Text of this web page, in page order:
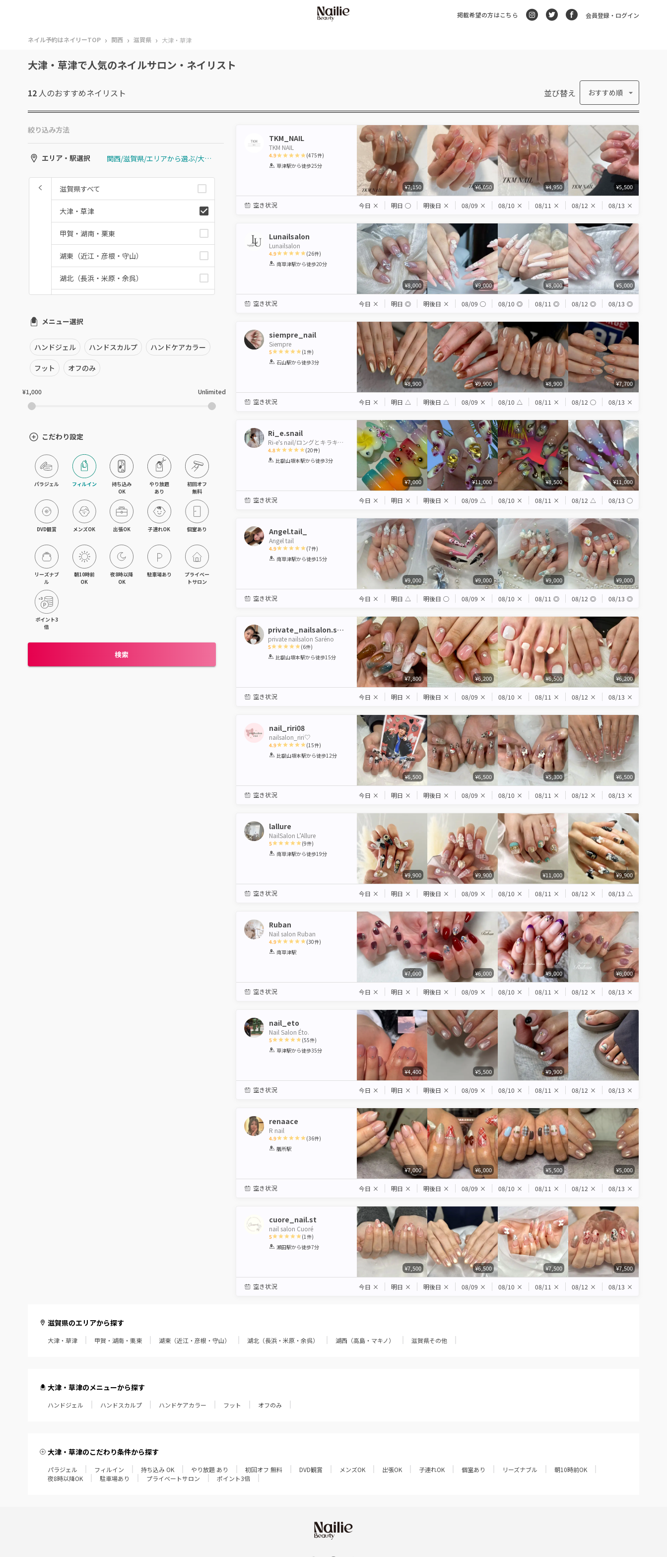
掲載希望の方はこちら 会員登録・ログイン
ネイル予約はネイリーTOP › 関西 › 滋賀県 › 大津・草津
大津・草津で人気のネイルサロン・ネイリスト
12 人のおすすめネイリスト 並び替え おすすめ順
絞り込み方法
エリア・駅選択 関西/滋賀県/エリアから選ぶ/大津・草津
滋賀県すべて
大津・草津
甲賀・湖南・栗東
湖東（近江・彦根・守山）
湖北（長浜・米原・余呉）
滋賀県その他
メニュー選択
ハンドジェル ハンドスカルプ ハンドケアカラー
フット オフのみ
¥1,000 Unlimited
こだわり設定
パラジェル フィルイン
持ち込み
OK
やり放題
あり
初回オフ
無料
DVD観賞 メンズOK 出張OK 子連れOK 個室あり
リーズナブ
ル
朝10時前
OK
夜8時以降
OK
駐車場あり
プライベー
トサロン
ポイント3
倍
検索
TKM_NAIL
TKM NAIL
4.9
1 2 3 4 5
(475件)
草津駅から徒歩25分
¥7,150 ¥6,050 ¥4,950 ¥5,500
空き状況 今日 × 明日 ◯ 明後日 × 08/09 × 08/10 × 08/11 × 08/12 × 08/13 ×
Lunailsalon
Lunailsalon
4.9
1 2 3 4 5
(26件)
南草津駅から徒歩20分
¥8,000 ¥9,000 ¥8,000 ¥5,000
空き状況 今日 × 明日 ◎ 明後日 × 08/09 ◯ 08/10 ◎ 08/11 ◎ 08/12 ◎ 08/13 ◎
siempre_nail
Siempre
5
1 2 3 4 5
(1 件)
石山駅から徒歩3分
¥8,900 ¥9,900 ¥8,900 ¥7,700
空き状況 今日 × 明日 △ 明後日 △ 08/09 × 08/10 △ 08/11 × 08/12 ◯ 08/13 ×
Ri_e.snail
Ri-e's nail/ロングとキラキラマグネット
4.8
1 2 3 4 5
(20件)
比叡山坂本駅から徒歩3分
¥7,000 ¥11,000 ¥8,500 ¥11,000
空き状況 今日 × 明日 × 明後日 × 08/09 △ 08/10 × 08/11 × 08/12 △ 08/13 ◯
Angel.tail_
Angel tail
4.9
1 2 3 4 5
(7件)
南草津駅から徒歩15分
¥9,000 ¥9,000 ¥9,000 ¥9,000
空き状況 今日 × 明日 △ 明後日 ◯ 08/09 × 08/10 × 08/11 ◎ 08/12 ◎ 08/13 ◎
private_nailsalon.sareno_suzu
private nailsalon Saréno
5
1 2 3 4 5
(6件)
比叡山坂本駅から徒歩15分
¥7,800 ¥6,200 ¥6,500 ¥6,200
空き状況 今日 × 明日 × 明後日 × 08/09 × 08/10 × 08/11 × 08/12 × 08/13 ×
nail_riri08
nailsalon_riri♡
4.9
1 2 3 4 5
(15件)
比叡山坂本駅から徒歩12分
¥6,500 ¥6,500 ¥5,300 ¥6,500
空き状況 今日 × 明日 × 明後日 × 08/09 × 08/10 × 08/11 × 08/12 × 08/13 ×
lallure
NailSalon L’Allure
5
1 2 3 4 5
(9件)
南草津駅から徒歩19分
¥9,900 ¥9,900 ¥11,000 ¥9,900
空き状況 今日 × 明日 × 明後日 × 08/09 × 08/10 × 08/11 × 08/12 × 08/13 △
Ruban
Nail salon Ruban
4.9
1 2 3 4
(30件)
南草津駅
¥7,000 ¥6,000 ¥9,000 ¥6,000
空き状況 今日 × 明日 × 明後日 × 08/09 × 08/10 × 08/11 × 08/12 × 08/13 ×
nail_eto
Nail Salon Éto.
5
1 2 3 4 5
(55件)
草津駅から徒歩35分
¥4,400 ¥5,500 ¥9,900
空き状況 今日 × 明日 × 明後日 × 08/09 × 08/10 × 08/11 × 08/12 × 08/13 ×
renaace
R nail
4.9
1 2 3
(36件)
膳所駅
¥7,000 ¥6,000 ¥5,500 ¥5,000
空き状況 今日 × 明日 × 明後日 × 08/09 × 08/10 × 08/11 × 08/12 × 08/13 ×
cuore_nail.st
nail salon Cuoré
5
1 2 3 4 5
(1 件)
瀬田駅から徒歩7分
¥7,500 ¥6,500 ¥7,500 ¥7,500
空き状況 今日 × 明日 × 明後日 × 08/09 × 08/10 × 08/11 × 08/12 × 08/13 ×
滋賀県のエリアから探す
大津・草津 甲賀・湖南・栗東 湖東（近江・彦根・守山） 湖北（長浜・米原・余呉） 湖西（高島・マキノ） 滋賀県その他
大津・草津のメニューから探す
ハンドジェル ハンドスカルプ ハンドケアカラー フット オフのみ
大津・草津のこだわり条件から探す
パラジェル フィルイン 持ち込み OK やり放題 あり 初回オフ 無料 DVD観賞 メンズOK 出張OK 子連れOK 個室あり リーズナブル
朝10時前OK
夜8時以降OK
駐車場あり プライベートサロン ポイント3倍